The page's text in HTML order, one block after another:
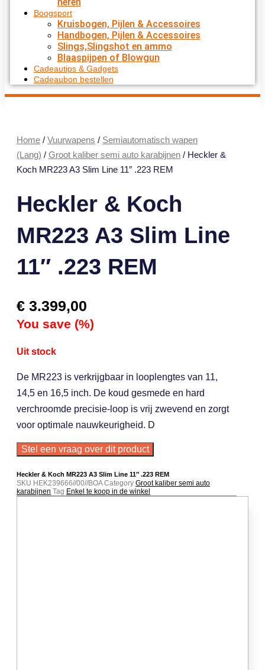
Boogsport
Kruisbogen, Pijlen & Accessoires
Handbogen, Pijlen & Accessoires
Slings,Slingshot en ammo
Blaaspijpen of Blowgun
Cadeautips & Gadgets
Cadeaubon bestellen
Home / Vuurwapens / Semiautomatisch wapen
(Lang) / Groot kaliber semi auto karabijnen / Heckler &
Koch MR223 A3 Slim Line 11″ .223 REM
Heckler & Koch
MR223 A3 Slim Line
11″ .223 REM
€ 3.399,00
You save (%)
Uit stock
De MR223 is verkrijgbaar in looplengtes van 11,
14,5 en 16,5 inch. De koud gesmede en hard
verchroomde precisie-loop is vrij zwevend en zorgt
voor optimale nauwkeurigheid. D
Stel een vraag over dit product
Heckler & Koch MR223 A3 Slim Line 11″ .223 REM
SKU HEK239666//00//BOACategory Groot kaliber semi auto
karabijnen Tag Enkel te koop in de winkel